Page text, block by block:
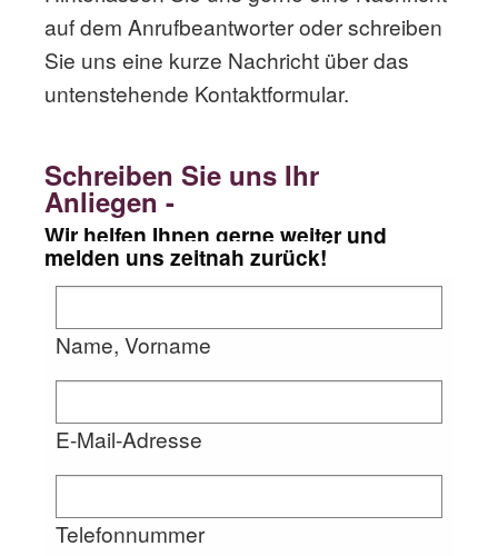
auf dem Anrufbeantworter oder schreiben
Sie uns eine kurze Nachricht über das
untenstehende Kontaktformular.
Schreiben Sie uns Ihr
Anliegen -
Wir helfen Ihnen gerne weiter und
melden uns zeitnah zurück!
Name, Vorname
E-Mail-Adresse
Telefonnummer